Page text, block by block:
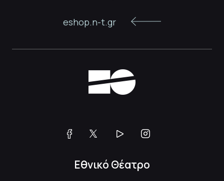
eshop.n-t.gr
Εθνικό Θέατρο